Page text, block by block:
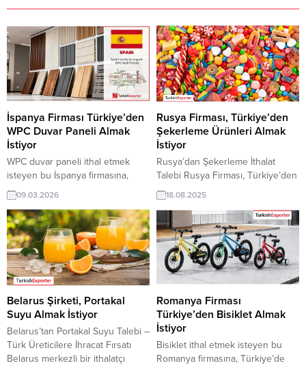
İspanya Firması Türkiye’den
WPC Duvar Paneli Almak
İstiyor
WPC duvar paneli ithal etmek
isteyen bu İspanya firmasına,
Türkiye’de yapı malzemeleri ve
ahşap-plastik sanayi ile WPC
duvar paneli üreticisi veya
tedarikçisi olan ihracatçı firmalar
teklif sunabilirler. Yeni bir ihracat
pazarı fırsatı olan bu alım ilanının
iletişim bilgilerine TurkishExporter
VIP üyeleri ile TE üyelik kredisi
sahibi ihracat şirketleri
erişebilmektedir. ➤...
09.03.2026
Rusya Firması, Türkiye’den
Şekerleme Ürünleri Almak
İstiyor
Rusya’dan Şekerleme İthalat
Talebi Rusya Firması, Türkiye’den
Şekerleme Ürünleri
(Confectionery) Almak İstiyor. Türk
üreticiler ve ihracatçılar, bu talep
detaylarını inceleyerek potansiyel
iş fırsatlarını değerlendirebilir.
Rusya’dan gelen tüm alım
talepleriÇikolata alım
talepleriPastacılık Malzemeleri
alım talepleriŞekerleme alım
talepleriTatlılar alım
talepleriBisküvi – Gofret –
Kurabiye alım talepleriDondurma
alım talepleri Rusya’dan
Türkiye’ye Şekerleme İthalat
18.08.2025
Belarus Şirketi, Portakal
Suyu Almak İstiyor
Belarus’tan Portakal Suyu Talebi –
Türk Üreticilere İhracat Fırsatı
Belarus merkezli bir ithalatçı
Romanya Firması
Türkiye’den Bisiklet Almak
İstiyor
Bisiklet ithal etmek isteyen bu
Romanya firmasına, Türkiye’de